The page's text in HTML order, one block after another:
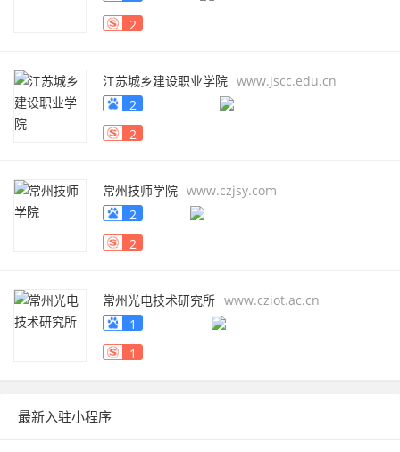
2
江苏城乡建设职业学院 www.jscc.edu.cn
2
2
常州技师学院 www.czjsy.com
2
2
常州光电技术研究所 www.cziot.ac.cn
1
1
最新入驻小程序